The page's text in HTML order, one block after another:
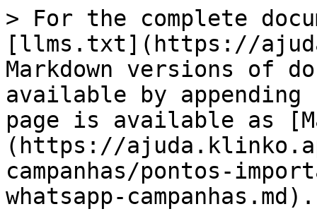
> For the complete
[llms.txt](https://
Markdown versions of
available by
page is available as
(https://
campanhas/pontos-
whatsapp-campanhas.md).